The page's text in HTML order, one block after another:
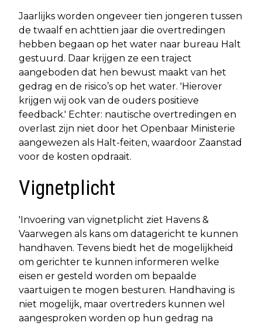
Jaarlijks worden ongeveer tien jongeren tussen
de twaalf en achttien jaar die overtredingen
hebben begaan op het water naar bureau Halt
gestuurd. Daar krijgen ze een traject
aangeboden dat hen bewust maakt van het
gedrag en de risico’s op het water. 'Hierover
krijgen wij ook van de ouders positieve
feedback.' Echter: nautische overtredingen en
overlast zijn niet door het Openbaar Ministerie
aangewezen als Halt-feiten, waardoor Zaanstad
voor de kosten opdraait.
Vignetplicht
'Invoering van vignetplicht ziet Havens &
Vaarwegen als kans om datagericht te kunnen
handhaven. Tevens biedt het de mogelijkheid
om gerichter te kunnen informeren welke
eisen er gesteld worden om bepaalde
vaartuigen te mogen besturen. Handhaving is
niet mogelijk, maar overtreders kunnen wel
aangesproken worden op hun gedrag na